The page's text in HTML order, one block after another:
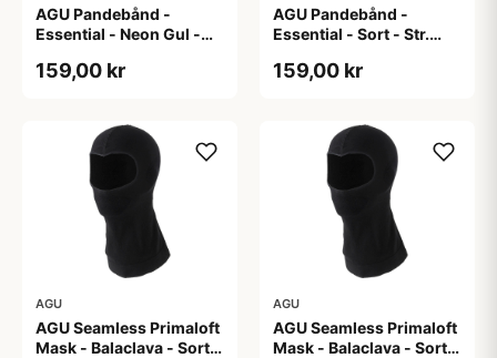
AGU Pandebånd -
Essential - Neon Gul -
159,00 kr
AGU Pandebånd -
Essential - Sort - Str.
159,00 kr
AGU
AGU Seamless Primaloft
Mask - Balaclava - Sort -
AGU
AGU Seamless Primaloft
Mask - Balaclava - Sort -